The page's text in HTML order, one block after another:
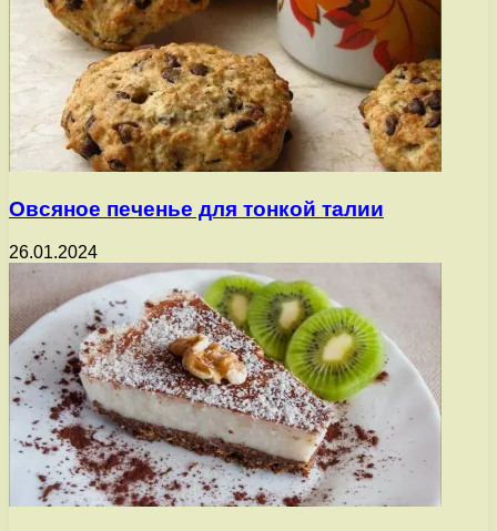
Овсяное печенье для тонкой талии
26.01.2024